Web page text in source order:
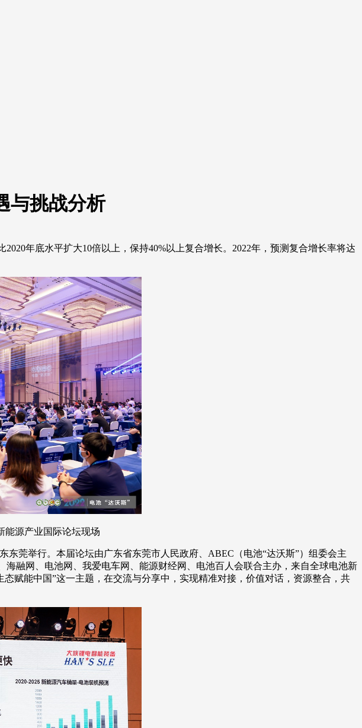
与挑战分析
年底水平扩大10倍以上，保持40%以上复合增长。2022年，预测复合增长率将达
能源产业国际论坛现场
莞举行。本届论坛由广东省东莞市人民政府、ABEC（电池“达沃斯”）组委会主
融网、电池网、我爱电车网、能源财经网、电池百人会联合主办，来自全球电池新
赋能中国”这一主题，在交流与分享中，实现精准对接，价值对话，资源整合，共